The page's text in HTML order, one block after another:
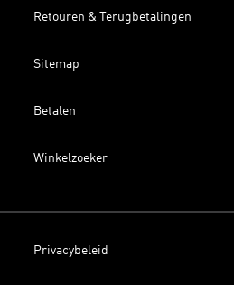
Retouren & Terugbetalingen
Sitemap
Betalen
Winkelzoeker
Privacybeleid